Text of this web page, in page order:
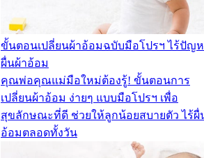
ขั้นตอนเปลี่ยนผ้าอ้อมฉบับมือโปรฯ ไร้ปัญ
ผื่นผ้าอ้อม
คุณพ่อคุณแม่มือใหม่ต้องรู้! ขั้นตอนการ
เปลี่ยนผ้าอ้อม ง่ายๆ แบบมือโปรฯ เพื่อ
สุขลักษณะที่ดี ช่วยให้ลูกน้อยสบายตัว ไร้ผื่
อ้อมตลอดทั้งวัน